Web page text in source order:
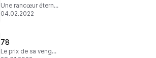
Une rancœur éternelle
04.02.2022
78
Le prix de sa vengeance